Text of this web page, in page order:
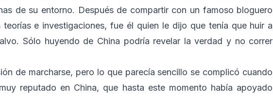
de su entorno. Después de compartir con un famoso bloguero
e investigaciones, fue él quien le dijo que tenía que huir a
Sólo huyendo de China podría revelar la verdad y no correr
de marcharse, pero lo que parecía sencillo se complicó cuando
reputado en China, que hasta este momento había apoyado